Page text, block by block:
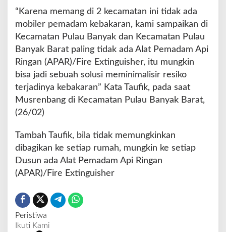
“Karena memang di 2 kecamatan ini tidak ada
mobiler pemadam kebakaran, kami sampaikan di
Kecamatan Pulau Banyak dan Kecamatan Pulau
Banyak Barat paling tidak ada Alat Pemadam Api
Ringan (APAR)/Fire Extinguisher, itu mungkin
bisa jadi sebuah solusi meminimalisir resiko
terjadinya kebakaran” Kata Taufik, pada saat
Musrenbang di Kecamatan Pulau Banyak Barat,
(26/02)
Tambah Taufik, bila tidak memungkinkan
dibagikan ke setiap rumah, mungkin ke setiap
Dusun ada Alat Pemadam Api Ringan
(APAR)/Fire Extinguisher
Peristiwa
Ikuti Kami